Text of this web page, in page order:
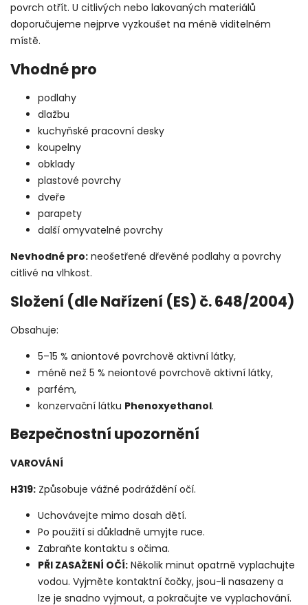
povrch otřít. U citlivých nebo lakovaných materiálů
doporučujeme nejprve vyzkoušet na méně viditelném
místě.
Vhodné pro
podlahy
dlažbu
kuchyňské pracovní desky
koupelny
obklady
plastové povrchy
dveře
parapety
další omyvatelné povrchy
Nevhodné pro: neošetřené dřevěné podlahy a povrchy
citlivé na vlhkost.
Složení (dle Nařízení (ES) č. 648/2004)
Obsahuje:
5–15 % aniontové povrchově aktivní látky,
méně než 5 % neiontové povrchově aktivní látky,
parfém,
konzervační látku Phenoxyethanol.
Bezpečnostní upozornění
VAROVÁNÍ
H319: Způsobuje vážné podráždění očí.
Uchovávejte mimo dosah dětí.
Po použití si důkladně umyjte ruce.
Zabraňte kontaktu s očima.
PŘI ZASAŽENÍ OČÍ: Několik minut opatrně vyplachujte
vodou. Vyjměte kontaktní čočky, jsou-li nasazeny a
lze je snadno vyjmout, a pokračujte ve vyplachování.